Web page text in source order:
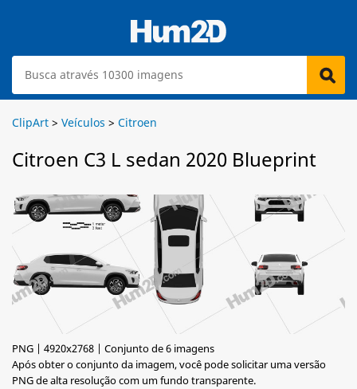
ClipArt > Veículos > Citroen
Citroen C3 L sedan 2020 Blueprint
PNG | 4920x2768 | Conjunto de 6 imagens
Após obter o conjunto da imagem, você pode solicitar uma versão
PNG de alta resolução com um fundo transparente.